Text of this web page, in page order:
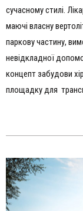
сучасному стилі.
маючі власну
паркову частину,
невідкладної
концепт забудови
площадку для